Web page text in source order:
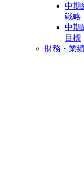
中期
戦略
中期
目標
財務・業